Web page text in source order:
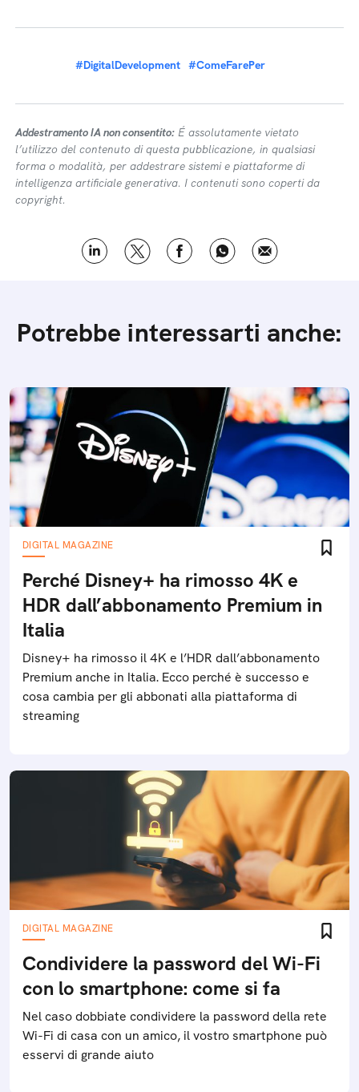
#DigitalDevelopment #ComeFarePer
Addestramento IA non consentito: É assolutamente vietato
l’utilizzo del contenuto di questa pubblicazione, in qualsiasi
forma o modalità, per addestrare sistemi e piattaforme di
intelligenza artificiale generativa. I contenuti sono coperti da
copyright.
Potrebbe interessarti anche:
DIGITAL MAGAZINE
Perché Disney+ ha rimosso 4K e
HDR dall’abbonamento Premium in
Italia
Disney+ ha rimosso il 4K e l’HDR dall’abbonamento
Premium anche in Italia. Ecco perché è successo e
cosa cambia per gli abbonati alla piattaforma di
streaming
DIGITAL MAGAZINE
Condividere la password del Wi-Fi
con lo smartphone: come si fa
Nel caso dobbiate condividere la password della rete
Wi-Fi di casa con un amico, il vostro smartphone può
esservi di grande aiuto